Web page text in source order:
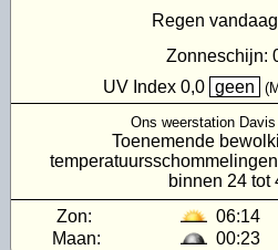
Regen
Zonneschijn:
UV Index 0,0 geen
Ons weerstation
Toenemende
binnen 24 tot
Zon:
06:14
Maan:
00:23